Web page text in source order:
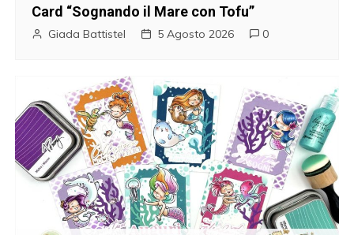
a
r
t
Card “Sognando il Mare con Tofu”
Giada Battistel 5 Agosto 2026 0